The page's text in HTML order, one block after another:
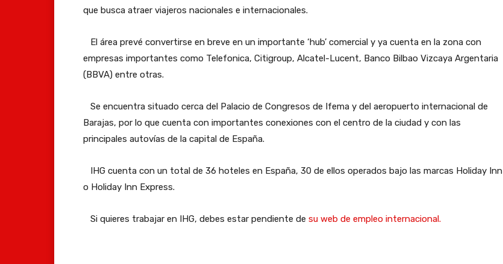
que busca atraer viajeros nacionales e internacionales.
El área prevé convertirse en breve en un importante ‘hub’ comercial y ya cuenta en la zona con
empresas importantes como Telefonica, Citigroup, Alcatel-Lucent, Banco Bilbao Vizcaya Argentaria
(BBVA) entre otras.
Se encuentra situado cerca del Palacio de Congresos de Ifema y del aeropuerto internacional de
Barajas, por lo que cuenta con importantes conexiones con el centro de la ciudad y con las
principales autovías de la capital de España.
IHG cuenta con un total de 36 hoteles en España, 30 de ellos operados bajo las marcas Holiday Inn
o Holiday Inn Express.
Si quieres trabajar en IHG, debes estar pendiente de su web de empleo internacional.